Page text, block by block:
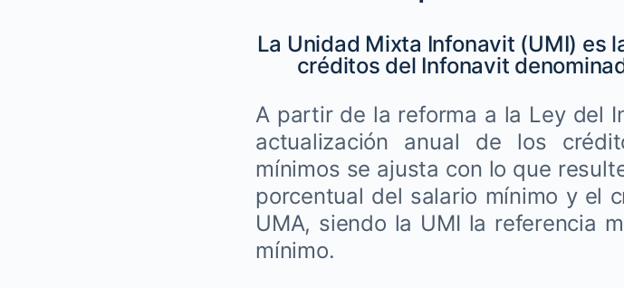
La Unidad Mixta Infonavit (UMI) es
créditos del Infonavit
A partir de la reforma a la Ley del
actualización anual de los
mínimos se ajusta con lo que
porcentual del salario mínimo y el
UMA, siendo la UMI la referencia
mínimo.